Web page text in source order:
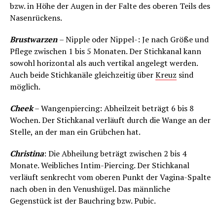
bzw. in Höhe der Augen in der Falte des oberen Teils des
Nasenrückens.
Brustwarzen – Nipple oder Nippel-: Je nach Größe und
Pflege zwischen 1 bis 5 Monaten. Der Stichkanal kann
sowohl horizontal als auch vertikal angelegt werden.
Auch beide Stichkanäle gleichzeitig überKreuz sind
möglich.
Cheek– Wangenpiercing: Abheilzeit beträgt 6 bis 8
Wochen. Der Stichkanal verläuft durch die Wange an der
Stelle, an der man ein Grübchen hat.
Christina: Die Abheilung beträgt zwischen 2 bis 4
Monate. Weibliches Intim-Piercing. Der Stichkanal
verläuft senkrecht vom oberen Punkt der Vagina-Spalte
nach oben in den Venushügel. Das männliche
Gegenstück ist der Bauchring bzw. Pubic.